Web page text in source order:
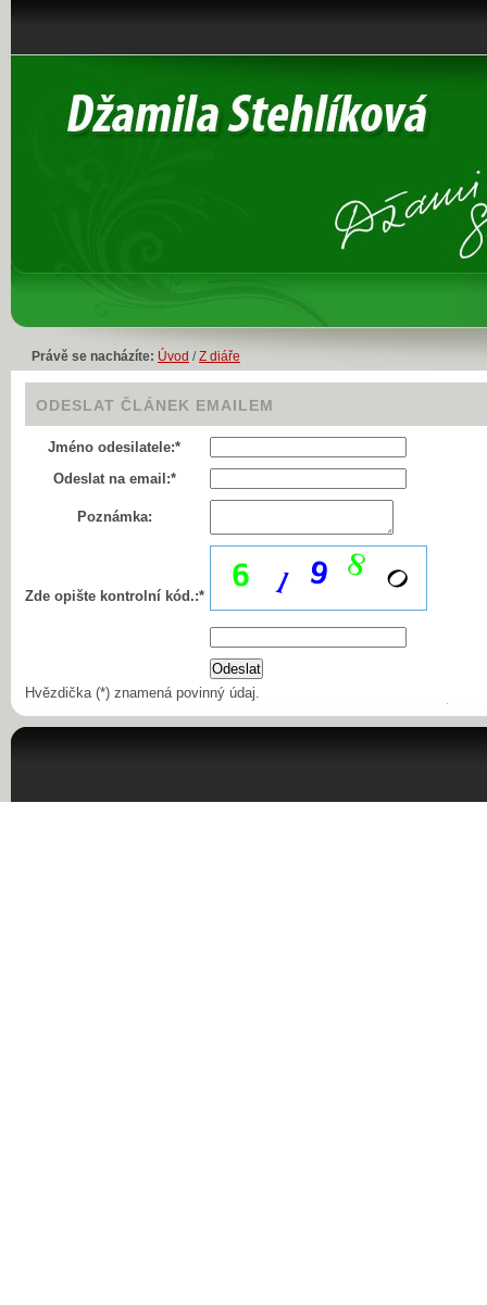
Právě se nacházíte: Úvod /Z diáře
ODESLAT ČLÁNEK EMAILEM
Jméno odesilatele:*
Odeslat na email:*
Poznámka:
Zde opište kontrolní kód.:*
Hvězdička (*) znamená povinný údaj.